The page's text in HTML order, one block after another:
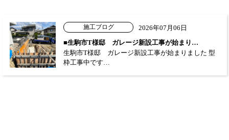
施工ブログ
2026年07月06日
■生駒市T様邸 ガレージ新設工事が始まり…
生駒市T様邸 ガレージ新設工事が始まりました 型
枠工事中です…